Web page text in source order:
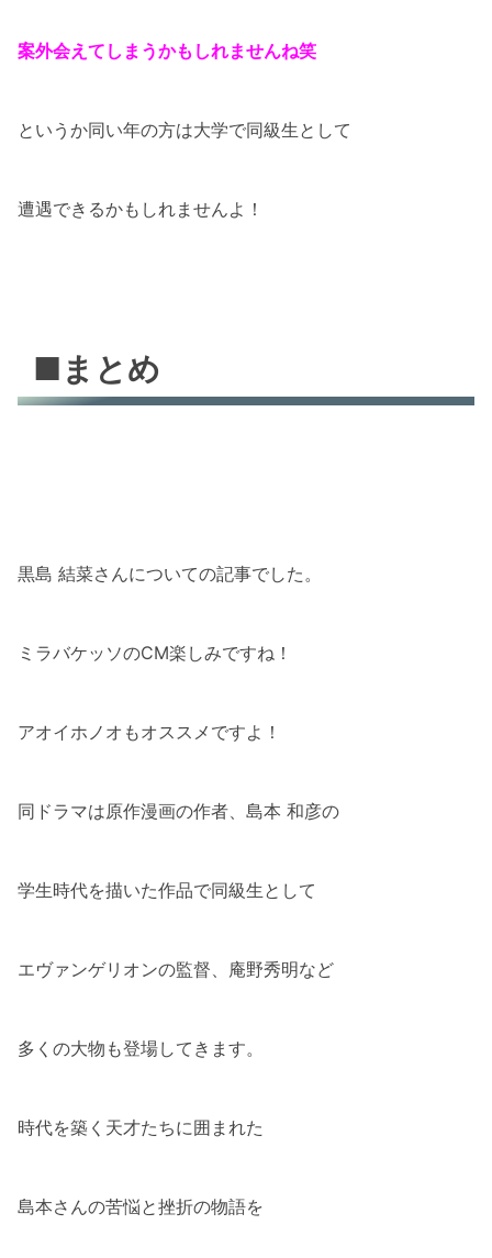
案外会えてしまうかもしれませんね笑
というか同い年の方は大学で同級生として
遭遇できるかもしれませんよ！
■まとめ
黒島 結菜さんについての記事でした。
ミラバケッソのCM楽しみですね！
アオイホノオもオススメですよ！
同ドラマは原作漫画の作者、島本 和彦の
学生時代を描いた作品で同級生として
エヴァンゲリオンの監督、庵野秀明など
多くの大物も登場してきます。
時代を築く天才たちに囲まれた
島本さんの苦悩と挫折の物語を